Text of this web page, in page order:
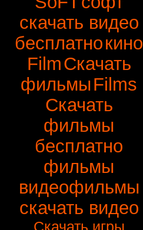
скачать видео
бесплатнокино
FilmСкачать
фильмыFilms
Скачать
фильмы
бесплатно
фильмы
видеофильмы
скачать видео
Скачать игры